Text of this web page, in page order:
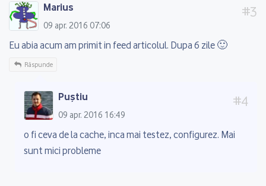
Marius
09 apr. 2016 07:06
Eu abia acum am primit in feed articolul. Dupa 6 zile 🙂
Răspunde
Puștiu
09 apr. 2016 16:49
o fi ceva de la cache, inca mai testez, configurez. Mai
sunt mici probleme